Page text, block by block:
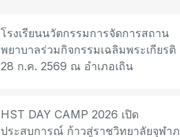
โรงเรียนนวัตกรรมการจัดการสถาน
พยาบาลร่วมกิจกรรมเฉลิมพระเกียรติ
28 ก.ค. 2569 ณ อำเภอเถิน
HST DAY CAMP 2026 เปิด
ประสบการณ์ ก้าวสู่ราชวิทยาลัยจุฬาภ